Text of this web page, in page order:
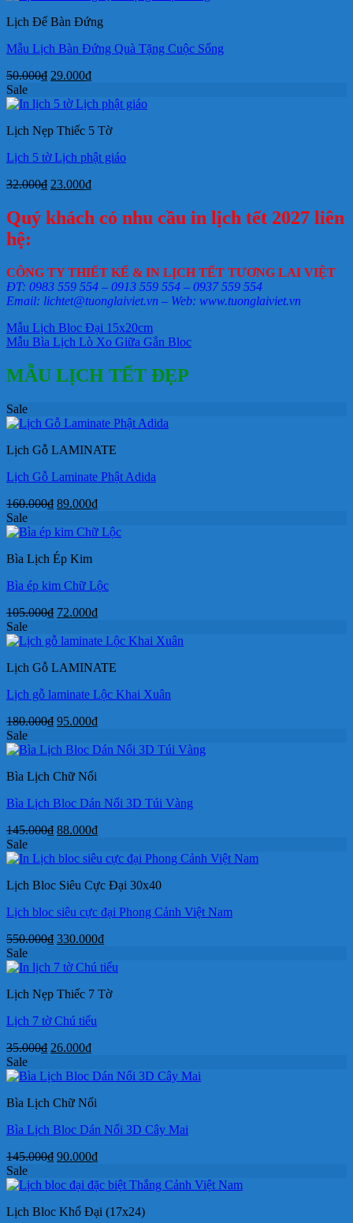
24.000₫.
Lịch Để Bàn Đứng
Mẫu Lịch Bàn Đứng Quà Tặng Cuộc Sống
50.000₫ Giá
là:
29.000₫Giá
tại
29.000₫.
Sale
Lịch Nẹp Thiếc 5 Tờ
Lịch 5 tờ Lịch phật giáo
32.000₫ Giá
là:
32.000₫.
23.000₫Giá
là:
Quý khách có nhu cầu in lịch tết 2027 liên
hệ:
CÔNG TY THIẾT KẾ & IN LỊCH TẾT TƯƠNG LAI VIỆT
ĐT: 0983 559 554 – 0913 559 554 – 0937 559 554
Email: lichtet@tuonglaiviet.vn – Web: www.tuonglaiviet.vn
Mẫu Lịch Bloc Đại 15x20cm
Mẫu Bìa Lịch Lò Xo Giữa Gắn Bloc
MẪU LỊCH TẾT ĐẸP
Sale
Lịch Gỗ LAMINATE
Lịch Gỗ Laminate Phật Adida
160.000₫ Giá
là:
89.000₫Giá
tại
Sale
Bìa Lịch Ép Kim
Bìa ép kim Chữ Lộc
105.000₫ Giá
là:
72.000₫Giá
tại
72.000₫.
Sale
Lịch Gỗ LAMINATE
Lịch gỗ laminate Lộc Khai Xuân
180.000₫ Giá
là:
95.000₫Giá
tại
Sale
Bìa Lịch Chữ Nổi
Bìa Lịch Bloc Dán Nổi 3D Túi Vàng
145.000₫ Giá
là:
88.000₫Giá
tại
88.000₫.
Sale
Lịch Bloc Siêu Cực Đại 30x40
Lịch bloc siêu cực đại Phong Cảnh Việt Nam
550.000₫ Giá
là:
330.000₫Giá
tại
330.000₫.
Sale
Lịch Nẹp Thiếc 7 Tờ
Lịch 7 tờ Chú tiểu
35.000₫ Giá
là:
26.000₫Giá
tại
26.000₫.
Sale
Bìa Lịch Chữ Nổi
Bìa Lịch Bloc Dán Nổi 3D Cây Mai
145.000₫ Giá
là:
90.000₫Giá
tại
90.000₫.
Sale
Lịch Bloc Khổ Đại (17x24)